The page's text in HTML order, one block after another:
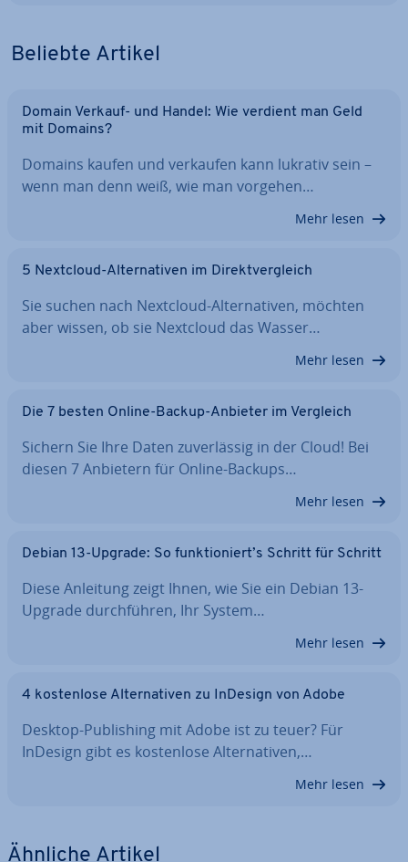
Beliebte Artikel
Domain Verkauf- und Handel: Wie verdient man Geld
mit Domains?
Domains kaufen und verkaufen kann lukrativ sein –
wenn man denn weiß, wie man vorgehen…
Mehr lesen
5 Nextcloud-Al­ter­na­ti­ven im Di­rekt­ver­gleich
Sie suchen nach Nextcloud-Al­ter­na­ti­ven, möchten
aber wissen, ob sie Nextcloud das Wasser…
Mehr lesen
Die 7 besten Online-Backup-Anbieter im Vergleich
Sichern Sie Ihre Daten zu­ver­läs­sig in der Cloud! Bei
diesen 7 Anbietern für Online-Backups…
Mehr lesen
Debian 13-Upgrade: So funk­tio­niert’s Schritt für Schritt
Diese Anleitung zeigt Ihnen, wie Sie ein Debian 13-
Upgrade durch­füh­ren, Ihr System…
Mehr lesen
4 kos­ten­lo­se Al­ter­na­ti­ven zu InDesign von Adobe
Desktop-Pu­bli­shing mit Adobe ist zu teuer? Für
InDesign gibt es kos­ten­lo­se Al­ter­na­ti­ven,…
Mehr lesen
Ähnliche Artikel